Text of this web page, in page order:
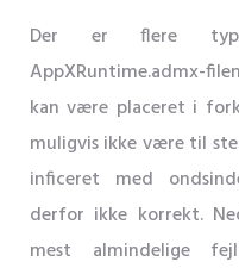
Der er flere
AppXRuntime.admx-
kan være placeret i
muligvis ikke være til
inficeret med
derfor ikke korrekt.
mest almindelige